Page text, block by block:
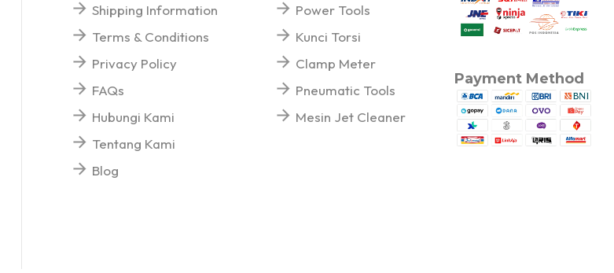
Shipping Information
Terms & Conditions
Privacy Policy
FAQs
Hubungi Kami
Tentang Kami
Blog
Power Tools
Kunci Torsi
Clamp Meter
Pneumatic Tools
Mesin Jet Cleaner
Payment Method